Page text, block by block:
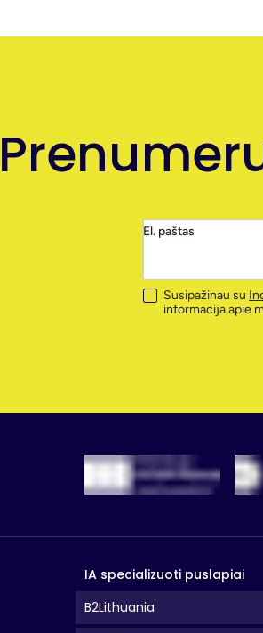
El. paštas
Susipažinau su
informacija apie
IA specializuoti puslapiai
B2Lithuania